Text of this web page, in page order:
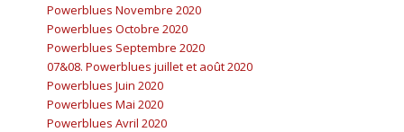
Powerblues Novembre 2020
Powerblues Octobre 2020
Powerblues Septembre 2020
07&08. Powerblues juillet et août 2020
Powerblues Juin 2020
Powerblues Mai 2020
Powerblues Avril 2020